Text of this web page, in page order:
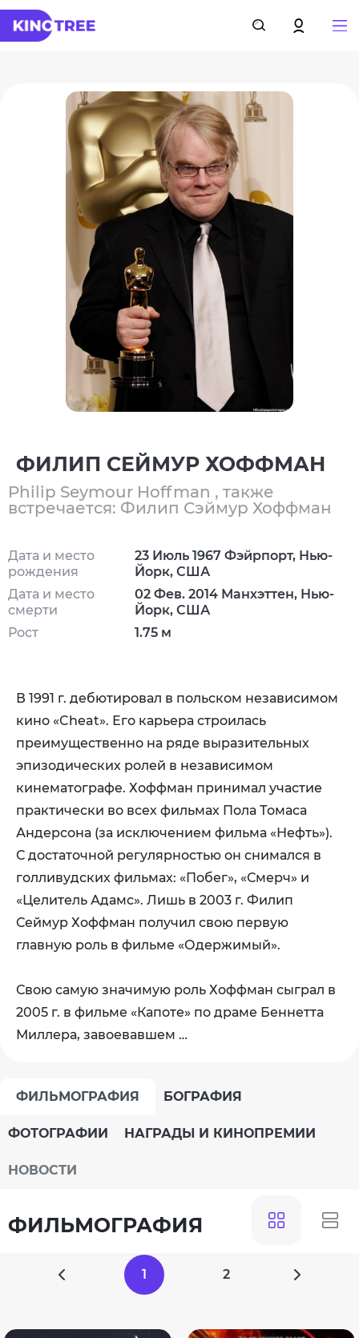
ФИЛИП СЕЙМУР ХОФФМАН
Philip Seymour Hoffman , также
встречается: Филип Сэймур Хоффман
Дата и место
рождения
Дата и место
смерти
Рост
23 Июль 1967 Фэйрпорт, Нью-
Йорк, США
02 Фев. 2014 Манхэттен, Нью-
Йорк, США
1.75 м
В 1991 г. дебютировал в польском независимом
кино «Cheat». Его карьера строилась
преимущественно на ряде выразительных
эпизодических ролей в независимом
кинематографе. Хоффман принимал участие
практически во всех фильмах Пола Томаса
Андерсона (за исключением фильма «Нефть»).
С достаточной регулярностью он снимался в
голливудских фильмах: «Побег», «Смерч» и
«Целитель Адамс». Лишь в 2003 г. Филип
Сеймур Хоффман получил свою первую
главную роль в фильме «Одержимый».
Свою самую значимую роль Хоффман сыграл в
2005 г. в фильме «Капоте» по драме Беннетта
Миллера, завоевавшем …
ФИЛЬМОГРАФИЯ БОГРАФИЯ
ФОТОГРАФИИ НАГРАДЫ И КИНОПРЕМИИ
НОВОСТИ
ФИЛЬМОГРАФИЯ
1 2